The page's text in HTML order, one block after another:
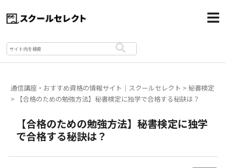
通信講座・おすすめ資格の情報サイト｜スクールセレクト > 秘書検定
>
【合格のための勉強方法】秘書検定に独学で合格する秘訣は？
【合格のための勉強方法】秘書検定に独学
で合格する秘訣は？